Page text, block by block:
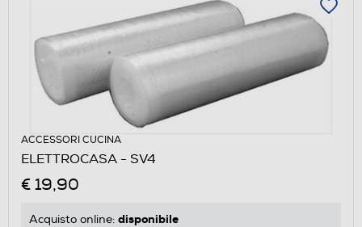
ACCESSORI CUCINA
ELETTROCASA - SV4
€ 19,90
Acquisto online: disponibile